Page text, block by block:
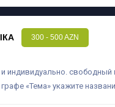
300 - 500 AZN
индивидуально.
«Тема» укажите